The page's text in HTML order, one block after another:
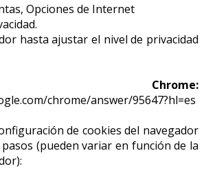
Opciones de Internet
hasta ajustar el nivel de privacidad
chrome/answer/95647?hl=es
de cookies del navegador
(pueden variar en función de la